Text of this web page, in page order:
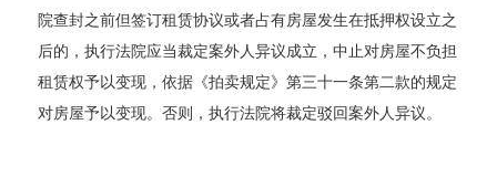
院查封之前但签订租赁协议或者占有房屋发生在抵押权设立之
后的，执行法院应当裁定案外人异议成立，中止对房屋不负担
租赁权予以变现，依据《拍卖规定》第三十一条第二款的规定
对房屋予以变现。否则，执行法院将裁定驳回案外人异议。